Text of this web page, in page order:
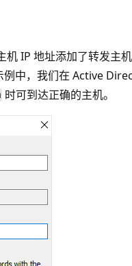
IP 地址添加了转发主机
例中，我们在 Active
时可到达正确的主机。